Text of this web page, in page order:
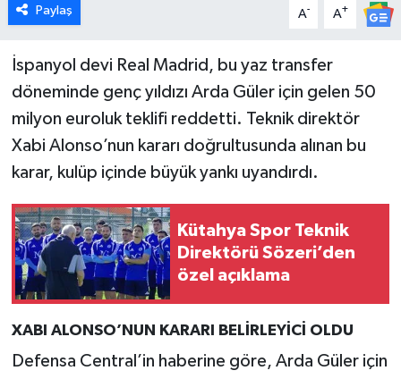
Paylaş A- A+
İspanyol devi Real Madrid, bu yaz transfer
döneminde genç yıldızı Arda Güler için gelen 50
milyon euroluk teklifi reddetti. Teknik direktör
Xabi Alonso’nun kararı doğrultusunda alınan bu
karar, kulüp içinde büyük yankı uyandırdı.
Kütahya Spor Teknik
Direktörü Sözeri’den
özel açıklama
XABI ALONSO’NUN KARARI BELİRLEYİCİ OLDU
Defensa Central’in haberine göre, Arda Güler için
Genel
Gündem
Hisarcık
Köşe Yazıları
Kültür Sanat
Kütahya